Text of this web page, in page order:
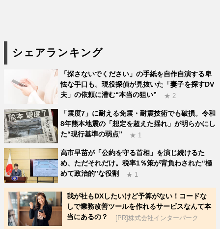
シェアランキング
「探さないでください」の手紙を自作自演する卑
怯な手口も。現役探偵が見抜いた「妻子を探すDV
夫」の依頼に潜む“本当の狙い”
★ 2
「震度7」に耐える免震・耐震技術でも破損。令和
8年熊本地震の「想定を超えた揺れ」が明らかにし
た“現行基準の弱点”
★ 1
高市早苗が「公約を守る首相」を演じ続けるた
め、ただそれだけ。税率1％策が背負わされた“極
めて政治的”な役割
★ 1
我が社もDXしたいけど予算がない！コードな
しで業務改善ツールを作れるサービスなんて本
当にあるの？
[PR]株式会社インターパーク